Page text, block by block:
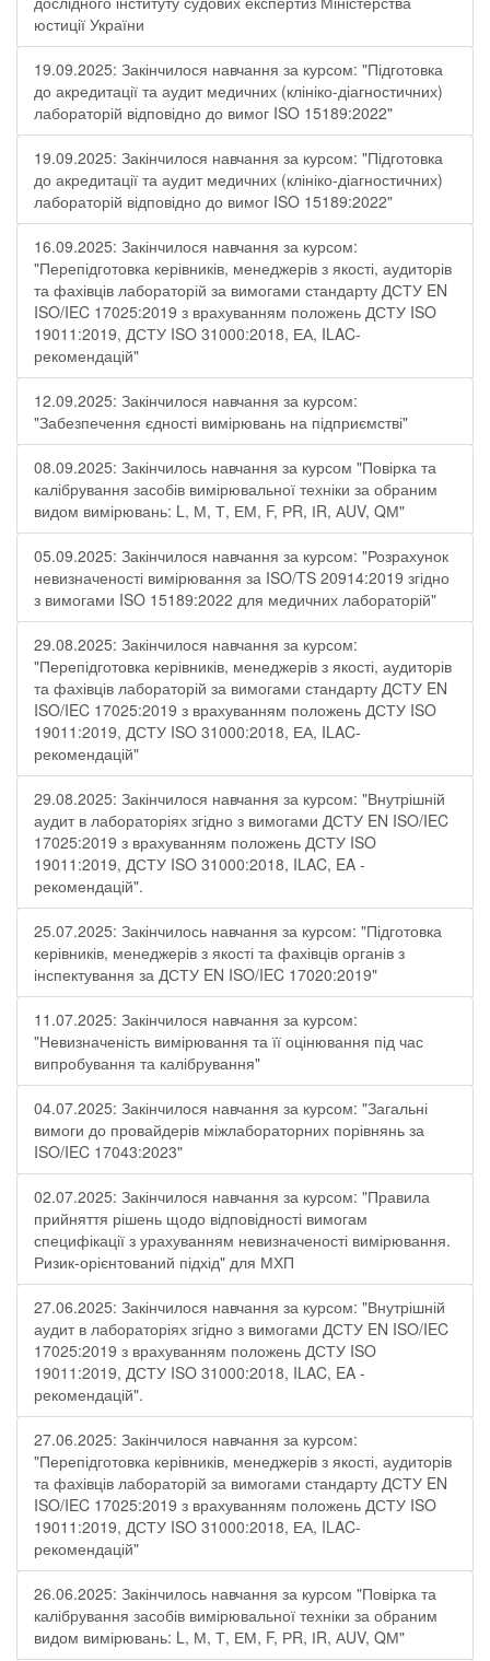
юстиції України
19.09.2025: Закінчилося навчання за курсом: "Підготовка
до акредитації та аудит медичних (клініко-діагностичних)
лабораторій відповідно до вимог ISO 15189:2022"
19.09.2025: Закінчилося навчання за курсом: "Підготовка
до акредитації та аудит медичних (клініко-діагностичних)
лабораторій відповідно до вимог ISO 15189:2022"
16.09.2025: Закінчилося навчання за курсом:
"Перепідготовка керівників, менеджерів з якості, аудиторів
та фахівців лабораторій за вимогами стандарту ДСТУ EN
ISO/IEC 17025:2019 з врахуванням положень ДСТУ ISO
19011:2019, ДСТУ ISO 31000:2018, ЕА, ILAC-
рекомендацій"
12.09.2025: Закінчилося навчання за курсом:
"Забезпечення єдності вимірювань на підприємстві"
08.09.2025: Закінчилось навчання за курсом "Повірка та
калібрування засобів вимірювальної техніки за обраним
видом вимірювань: L, М, Т, ЕМ, F, РR, ІR, АUV, QМ"
05.09.2025: Закінчилося навчання за курсом: "Розрахунок
невизначеності вимірювання за ISO/TS 20914:2019 згідно
з вимогами ISO 15189:2022 для медичних лабораторій"
29.08.2025: Закінчилося навчання за курсом:
"Перепідготовка керівників, менеджерів з якості, аудиторів
та фахівців лабораторій за вимогами стандарту ДСТУ EN
ISO/IEC 17025:2019 з врахуванням положень ДСТУ ISO
19011:2019, ДСТУ ISO 31000:2018, ЕА, ILAC-
рекомендацій"
29.08.2025: Закінчилося навчання за курсом: "Внутрішній
аудит в лабораторіях згідно з вимогами ДСТУ EN ISO/IEC
17025:2019 з врахуванням положень ДСТУ ISO
19011:2019, ДСТУ ISO 31000:2018, ILAC, EA -
рекомендацій".
25.07.2025: Закінчилось навчання за курсом: "Підготовка
керівників, менеджерів з якості та фахівців органів з
інспектування за ДСТУ EN ISO/IEC 17020:2019"
11.07.2025: Закінчилося навчання за курсом:
"Невизначеність вимірювання та її оцінювання під час
випробування та калібрування"
04.07.2025: Закінчилося навчання за курсом: "Загальні
вимоги до провайдерів міжлабораторних порівнянь за
ISO/IEC 17043:2023"
02.07.2025: Закінчилося навчання за курсом: "Правила
прийняття рішень щодо відповідності вимогам
специфікації з урахуванням невизначеності вимірювання.
Ризик-орієнтований підхід" для МХП
27.06.2025: Закінчилося навчання за курсом: "Внутрішній
аудит в лабораторіях згідно з вимогами ДСТУ EN ISO/IEC
17025:2019 з врахуванням положень ДСТУ ISO
19011:2019, ДСТУ ISO 31000:2018, ILAC, EA -
рекомендацій".
27.06.2025: Закінчилося навчання за курсом:
"Перепідготовка керівників, менеджерів з якості, аудиторів
та фахівців лабораторій за вимогами стандарту ДСТУ EN
ISO/IEC 17025:2019 з врахуванням положень ДСТУ ISO
19011:2019, ДСТУ ISO 31000:2018, ЕА, ILAC-
рекомендацій"
26.06.2025: Закінчилось навчання за курсом "Повірка та
калібрування засобів вимірювальної техніки за обраним
видом вимірювань: L, М, Т, ЕМ, F, РR, ІR, АUV, QМ"